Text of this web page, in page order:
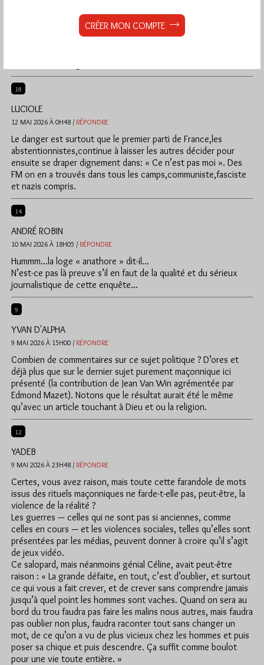
Trump, par l’intermédiaire de sa police de l’immigration, ICE,
abat des gens dans la rue d’une balle dans la tête.
18
LUCIOLE
12 MAI 2026 À 0H48 / RÉPONDRE
Le danger est surtout que le premier parti de France,les
abstentionnistes,continue à laisser les autres décider pour
ensuite se draper dignement dans: « Ce n’est pas moi ». Des
FM on en a trouvés dans tous les camps,communiste,fasciste
et nazis compris.
14
ANDRÉ ROBIN
10 MAI 2026 À 18H05 / RÉPONDRE
Hummm…la loge « anathore » dit-il…
N’est-ce pas là preuve s’il en faut de la qualité et du sérieux
journalistique de cette enquête…
9
YVAN D'ALPHA
9 MAI 2026 À 15H00 / RÉPONDRE
Combien de commentaires sur ce sujet politique ? D’ores et
déjà plus que sur le dernier sujet purement maçonnique ici
présenté (la contribution de Jean Van Win agrémentée par
Edmond Mazet). Notons que le résultat aurait été le même
qu’avec un article touchant à Dieu et ou la religion.
12
YADEB
9 MAI 2026 À 23H48 / RÉPONDRE
Certes, vous avez raison, mais toute cette farandole de mots
issus des rituels maçonniques ne farde-t-elle pas, peut-être, la
violence de la réalité ?
Les guerres — celles qui ne sont pas si anciennes, comme
celles en cours — et les violences sociales, telles qu’elles sont
présentées par les médias, peuvent donner à croire qu’il s’agit
de jeux vidéo.
Ce salopard, mais néanmoins génial Céline, avait peut-être
raison : « La grande défaite, en tout, c’est d’oublier, et surtout
ce qui vous a fait crever, et de crever sans comprendre jamais
jusqu’à quel point les hommes sont vaches. Quand on sera au
bord du trou faudra pas faire les malins nous autres, mais faudra
pas oublier non plus, faudra raconter tout sans changer un
mot, de ce qu’on a vu de plus vicieux chez les hommes et puis
poser sa chique et puis descendre. Ça suffit comme boulot
pour une vie toute entière. »
CRÉER MON COMPTE